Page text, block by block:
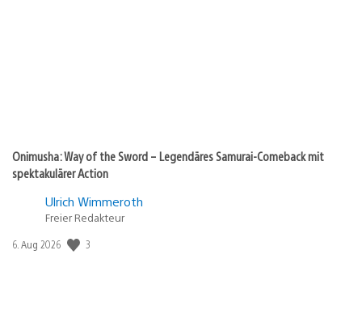
Onimusha: Way of the Sword – Legendäres Samurai-Comeback mit
spektakulärer Action
Ulrich Wimmeroth
Freier Redakteur
Veröffentlichungsdatum:
6. Aug 2026 3